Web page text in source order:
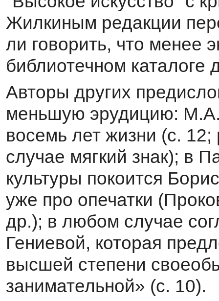
Жилкиным редакции
ли говорить, что менее
библиотечном
Авторы других
меньшую эрудицию:
восемь лет жизни (с.
слу­чае мягкий знак); в
культуры покоится
уже про опечатки
др.); в любом случае
Гениевой, которая
высшей степени
заниматель­ной» (с. 10).